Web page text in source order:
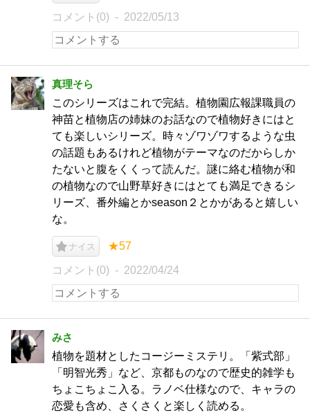
コメント(0) 2022/05/13
真理そら
このシリーズはこれで完結。植物園広報課職員の
神苗と植物店の姉妹のお話なので植物好きにはと
ても楽しいシリーズ。時々ゾワゾワするような虫
の話題もあるけれど植物がテーマなのだからしか
たないと腹をくくって読んだ。謎に絡む植物が和
の植物なので山野草好きにはとても満足できるシ
リーズ、番外編とかseason２とかがあると嬉しい
な。
ナイス ★57
コメント(0) 2022/04/24
みさ
植物を題材としたコージーミステリ。「紫式部」
「明智光秀」など、京都ものなので歴史的雑学も
ちょこちょこ入る。ラノベ仕様なので、キャラの
恋愛も含め、さくさくと楽しく読める。